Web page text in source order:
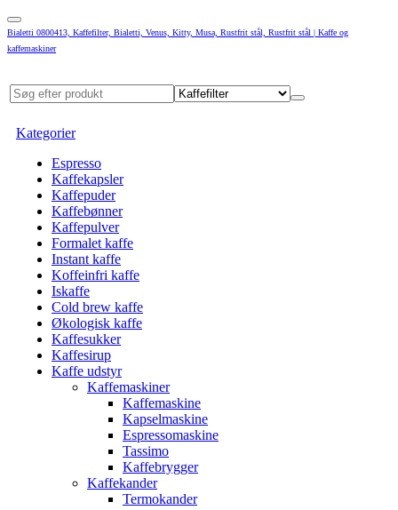
Bialetti 0800413, Kaffefilter, Bialetti, Venus, Kitty, Musa, Rustfrit stål, Rustfrit stål | Kaffe og
kaffemaskiner
Kategorier
Espresso
Kaffekapsler
Kaffepuder
Kaffebønner
Kaffepulver
Formalet kaffe
Instant kaffe
Koffeinfri kaffe
Iskaffe
Cold brew kaffe
Økologisk kaffe
Kaffesukker
Kaffesirup
Kaffe udstyr
Kaffemaskiner
Kaffemaskine
Kapselmaskine
Espressomaskine
Tassimo
Kaffebrygger
Kaffekander
Termokander